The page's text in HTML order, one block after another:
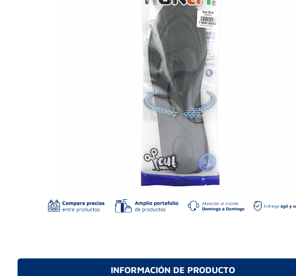
INFORMACIÓN DE PRODUCTO